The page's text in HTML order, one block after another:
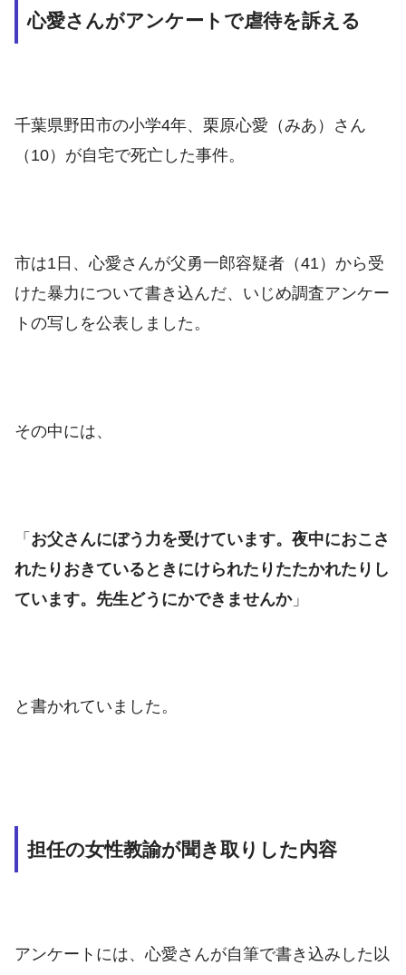
心愛さんがアンケートで虐待を訴える
千葉県野田市の小学4年、栗原心愛（みあ）さん
（10）が自宅で死亡した事件。
市は1日、心愛さんが父勇一郎容疑者（41）から受
けた暴力について書き込んだ、いじめ調査アンケー
トの写しを公表しました。
その中には、
「 お父さんにぼう力を受けています。夜中におこさ
れたりおきているときにけられたりたたかれたりし
ています。先生どうにかできませんか」
と書かれていました。
担任の女性教諭が聞き取りした内容
アンケートには、心愛さんが自筆で書き込みした以